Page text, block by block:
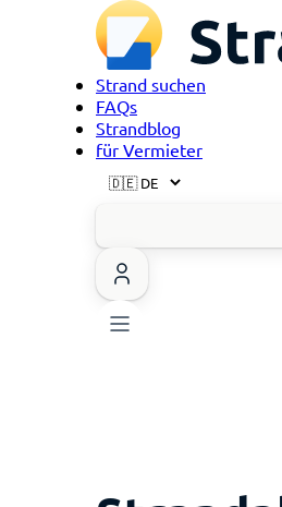
Strand suchen
FAQs
Strandblog
für Vermieter